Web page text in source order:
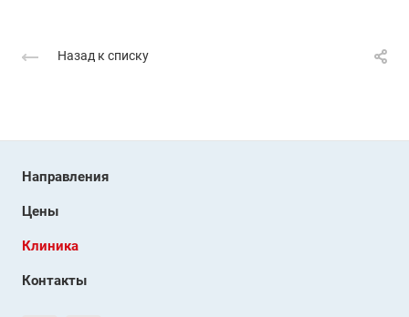
Назад к списку
Направления
Цены
Клиника
Контакты